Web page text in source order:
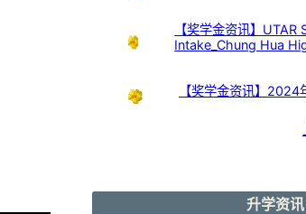
【奖学金资讯】
Intake_Chung Hua
【奖学金资讯】
升学资